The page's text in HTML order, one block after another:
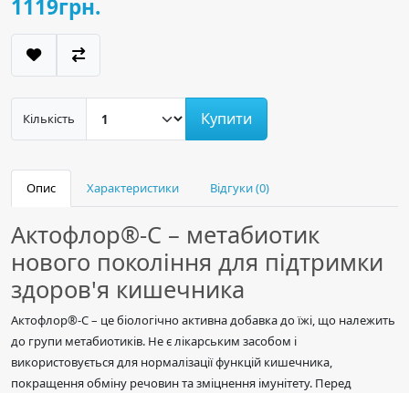
1119грн.
Кількість Купити
Опис Характеристики Відгуки (0)
Актофлор®-С – метабиотик
нового покоління для підтримки
здоров'я кишечника
Актофлор®-С – це біологічно активна добавка до їжі, що належить
до групи метабиотиків. Не є лікарським засобом і
використовується для нормалізації функцій кишечника,
покращення обміну речовин та зміцнення імунітету. Перед